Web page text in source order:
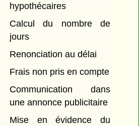
hypothécaires
Calcul du nombre de
jours
Renonciation au délai
Frais non pris en compte
Communication dans
une annonce publicitaire
Mise en évidence du